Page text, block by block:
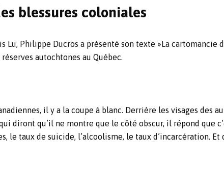
blessures coloniales
Lu, Philippe Ducros a présenté son texte »La
autochtones au Québec.
il y a la coupe à blanc. Derrière les visages des
diront qu’il ne montre que le côté obscur, il répond que
le taux de suicide, l’alcoolisme, le taux d’incarcération.